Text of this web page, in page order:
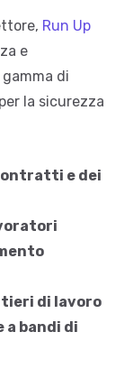
Run Up
e
gamma di
la sicurezza
e dei
di lavoro
a bandi di